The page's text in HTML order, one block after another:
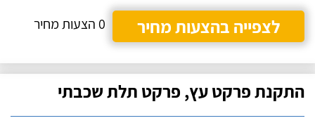
לצפייה בהצעות מחיר
0 הצעות מחיר
התקנת פרקט עץ, פרקט תלת שכבתי